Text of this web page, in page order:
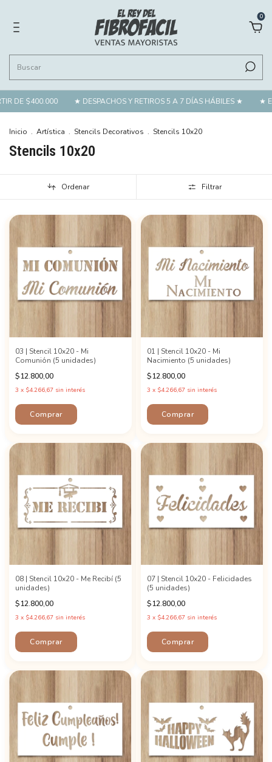
0
DE $400.000 ★ DESPACHOS Y RETIROS 5 A 7 DÍAS HÁBILES ★ ★
Inicio . Artística . Stencils Decorativos . Stencils 10x20
Stencils 10x20
Ordenar Filtrar
03 | Stencil 10x20 - Mi
Comunión (5 unidades)
$12.800,00
3 x $4.266,67 sin interés
01 | Stencil 10x20 - Mi
Nacimiento (5 unidades)
$12.800,00
3 x $4.266,67 sin interés
08 | Stencil 10x20 - Me Recibí (5
unidades)
$12.800,00
3 x $4.266,67 sin interés
07 | Stencil 10x20 - Felicidades
(5 unidades)
$12.800,00
3 x $4.266,67 sin interés